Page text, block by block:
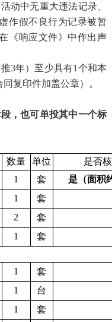
动中无重大违法记录、
作假不良行为记录被暂
《响应文件》中作出声
3年）至少具有1个和本
复印件加盖公章）。
，也可单投其中一个标
数量 单位
是否
1 套
是（面积
1
套
2
套
1
套
1
套
1
台
1
套